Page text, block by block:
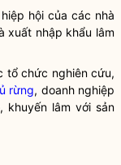
hội của các nhà
xuất nhập khẩu lâm
tổ chức nghiên cứu,
rừng, doanh nghiệp
khuyến lâm với sản